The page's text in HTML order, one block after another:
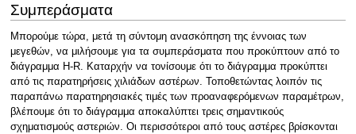
Συμπεράσματα
Μπορούμε τώρα, μετά τη σύντομη ανασκόπηση της έννοιας των
μεγεθών, να μιλήσουμε για τα συμπεράσματα που προκύπτουν από το
διάγραμμα H-R. Καταρχήν να τονίσουμε ότι το διάγραμμα προκύπτει
από τις παρατηρήσεις χιλιάδων αστέρων. Τοποθετώντας λοιπόν τις
παραπάνω παρατηρησιακές τιμές των προαναφερόμενων παραμέτρων,
βλέπουμε ότι το διάγραμμα αποκαλύπτει τρεις σημαντικούς
σχηματισμούς αστεριών. Oι περισσότεροι από τους αστέρες βρίσκονται